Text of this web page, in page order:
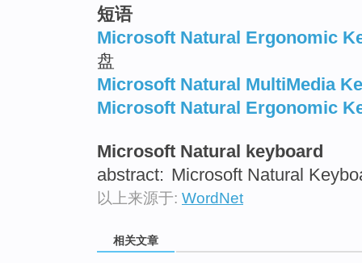
短语
Microsoft Natural Ergonomic
盘
Microsoft Natural MultiMedia
Microsoft Natural Ergonomic
Microsoft Natural keyboard
abstract: Microsoft Natural
以上来源于: WordNet
相关文章